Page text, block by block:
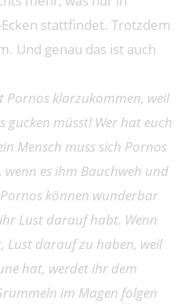
stattfindet. Trotzdem
Und genau das ist auch
Pornos klarzukommen, weil
müsst! Wer hat euch
Mensch muss sich Pornos
es ihm Bauchweh und
können wunderbar
Lust darauf habt. Wenn
Lust darauf zu haben, weil
hat, werdet ihr dem
im Magen folgen